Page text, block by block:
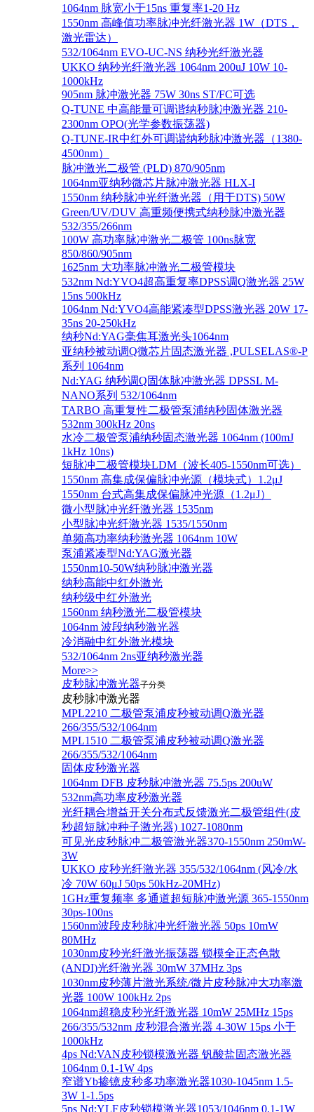
1064nm 脉宽小于15ns 重复率1-20 Hz
1550nm 高峰值功率脉冲光纤激光器 1W（DTS，
激光雷达）
532/1064nm EVO-UC-NS 纳秒光纤激光器
UKKO 纳秒光纤激光器 1064nm 200uJ 10W 10-
1000kHz
905nm 脉冲激光器 75W 30ns ST/FC可选
Q-TUNE 中高能量可调谐纳秒脉冲激光器 210-
2300nm OPO(光学参数振荡器)
Q-TUNE-IR中红外可调谐纳秒脉冲激光器（1380-
4500nm）
脉冲激光二极管 (PLD) 870/905nm
1064nm亚纳秒微芯片脉冲激光器 HLX-I
1550nm 纳秒脉冲光纤激光器（用于DTS) 50W
Green/UV/DUV 高重频便携式纳秒脉冲激光器
532/355/266nm
100W 高功率脉冲激光二极管 100ns脉宽
850/860/905nm
1625nm 大功率脉冲激光二极管模块
532nm Nd:YVO4超高重复率DPSS调Q激光器 25W
15ns 500kHz
1064nm Nd:YVO4高能紧凑型DPSS激光器 20W 17-
35ns 20-250kHz
纳秒Nd:YAG毫焦耳激光头1064nm
亚纳秒被动调Q微芯片固态激光器 ,PULSELAS®-P
系列 1064nm
Nd:YAG 纳秒调Q固体脉冲激光器 DPSSL M-
NANO系列 532/1064nm
TARBO 高重复性二极管泵浦纳秒固体激光器
532nm 300kHz 20ns
水冷二极管泵浦纳秒固态激光器 1064nm (100mJ
1kHz 10ns)
短脉冲二极管模块LDM（波长405-1550nm可选）
1550nm 高集成保偏脉冲光源（模块式）1.2μJ
1550nm 台式高集成保偏脉冲光源（1.2μJ）
微小型脉冲光纤激光器 1535nm
小型脉冲光纤激光器 1535/1550nm
单频高功率纳秒激光器 1064nm 10W
泵浦紧凑型Nd:YAG激光器
1550nm10-50W纳秒脉冲激光器
纳秒高能中红外激光
纳秒级中红外激光
1560nm 纳秒激光二极管模块
1064nm 波段纳秒激光器
冷消融中红外激光模块
532/1064nm 2ns亚纳秒激光器
More>>
皮秒脉冲激光器子分类
皮秒脉冲激光器
​MPL2210 二极管泵浦皮秒被动调Q激光器
266/355/532/1064nm
MPL1510 二极管泵浦皮秒被动调Q激光器
266/355/532/1064nm
固体皮秒激光器
1064nm DFB 皮秒脉冲激光器 75.5ps 200uW
532nm高功率皮秒激光器
光纤耦合增益开关分布式反馈激光二极管组件(皮
秒超短脉冲种子激光器) 1027-1080nm
可见光皮秒脉冲二极管激光器370-1550nm 250mW-
3W
UKKO 皮秒光纤激光器 355/532/1064nm (风冷/水
冷 70W 60μJ 50ps 50kHz-20MHz)
1GHz重复频率 多通道超短脉冲激光源 365-1550nm
30ps-100ns
1560nm波段皮秒脉冲光纤激光器 50ps 10mW
80MHz
1030nm皮秒光纤激光振荡器 锁模全正态色散
(ANDI)光纤激光器 30mW 37MHz 3ps
1030nm皮秒薄片激光系统/微片皮秒脉冲大功率激
光器 100W 100kHz 2ps
1064nm超稳皮秒光纤激光器 10mW 25MHz 15ps
266/355/532nm 皮秒混合激光器 4-30W 15ps 小于
1000kHz
4ps Nd:VAN皮秒锁模激光器 钒酸盐固态激光器
1064nm 0.1-1W 4ps
窄谱Yb掺镱皮秒多功率激光器1030-1045nm 1.5-
3W 1-1.5ps
5ps Nd:YLF皮秒锁模激光器1053/1046nm 0.1-1W